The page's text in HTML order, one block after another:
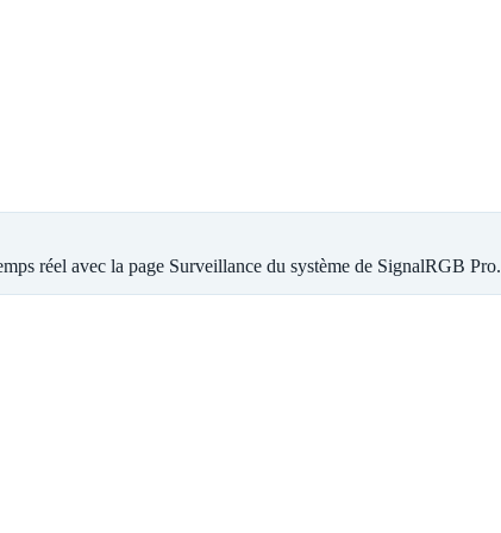
réel avec la page Surveillance du système de SignalRGB Pro.